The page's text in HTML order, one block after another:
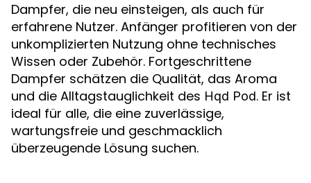
Dampfer, die neu einsteigen, als auch für
erfahrene Nutzer. Anfänger profitieren von der
unkomplizierten Nutzung ohne technisches
Wissen oder Zubehör. Fortgeschrittene
Dampfer schätzen die Qualität, das Aroma
und die Alltagstauglichkeit des Hqd Pod. Er ist
ideal für alle, die eine zuverlässige,
wartungsfreie und geschmacklich
überzeugende Lösung suchen.